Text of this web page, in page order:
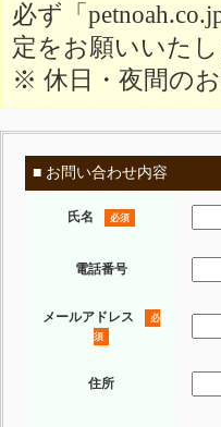
必ず「
定をお願いいたし
※ 休日・夜間の
■ お問い合わせ内容
氏名 必須
電話番号
メールアドレス
必
須
住所